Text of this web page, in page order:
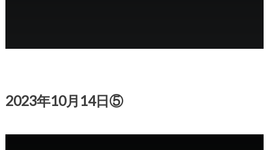
2023年10月14日⑤